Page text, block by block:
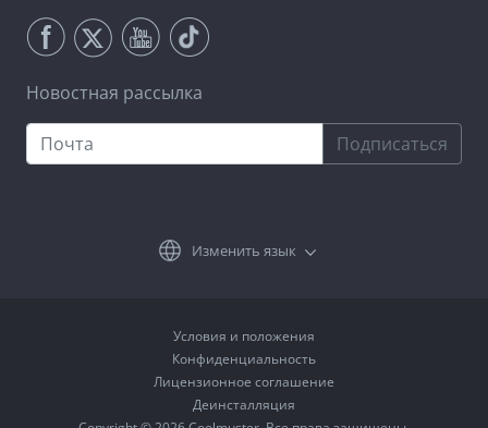
Новостная рассылка
Подписаться
Изменить язык
Условия и положения
Конфиденциальность
Лицензионное соглашение
Деинсталляция